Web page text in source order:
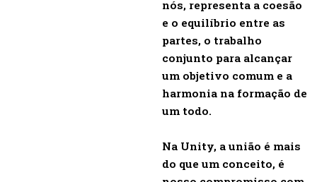
nós, representa a coesão
e o equilíbrio entre as
partes, o trabalho
conjunto para alcançar
um objetivo comum e a
harmonia na formação de
um todo.
Na Unity, a união é mais
do que um conceito, é